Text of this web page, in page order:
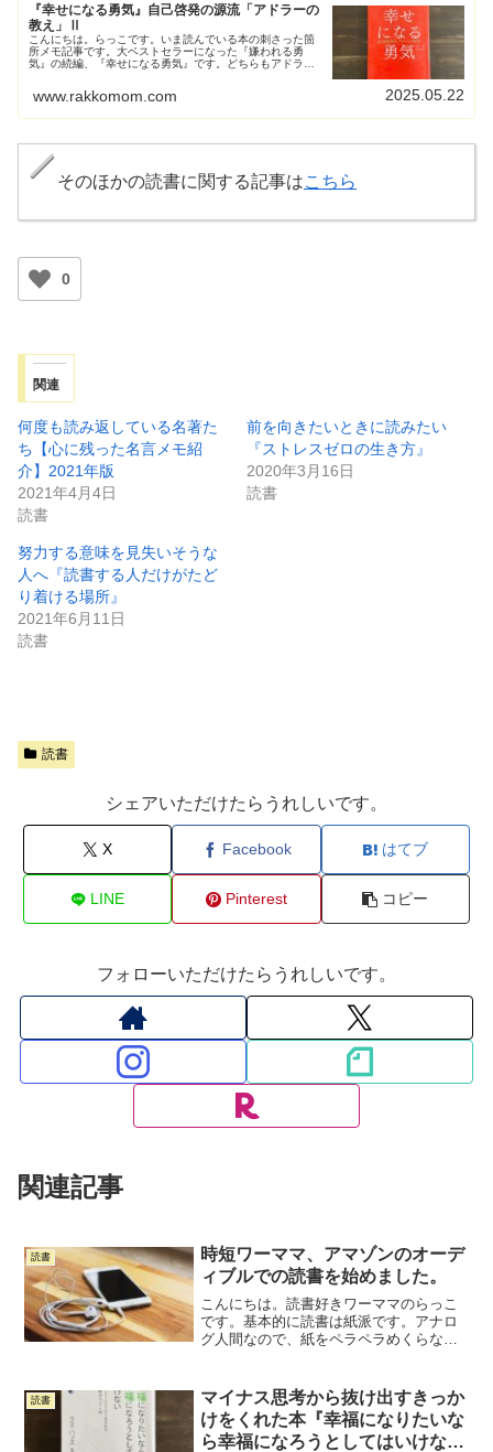
『幸せになる勇気』自己啓発の源流「アドラーの
教え」Ⅱ
こんにちは。らっこです。いま読んでいる本の刺さった箇
所メモ記事です。大ベストセラーになった『嫌われる勇
気』の続編、『幸せになる勇気』です。どちらもアドラー
www.rakkomom.com 2025.05.22
そのほかの読書に関する記事はこちら
0
関連
何度も読み返している名著た
ち【心に残った名言メモ紹
介】2021年版
2021年4月4日
読書
前を向きたいときに読みたい
『ストレスゼロの生き方』
2020年3月16日
読書
努力する意味を見失いそうな
人へ『読書する人だけがたど
り着ける場所』
2021年6月11日
読書
読書
シェアいただけたらうれしいです。
X Facebook はてブ
LINE Pinterest コピー
フォローいただけたらうれしいです。
関連記事
読書
時短ワーママ、アマゾンのオーデ
ィブルでの読書を始めました。
こんにちは。読書好きワーママのらっこ
です。基本的に読書は紙派です。アナロ
グ人間なので、紙をペラペラめくらない
送る中で、紙の本を読む時間を確保する
のが難しいのが悩みでした...
読書
マイナス思考から抜け出すきっか
けをくれた本『幸福になりたいな
ら幸福になろうとしてはいけな